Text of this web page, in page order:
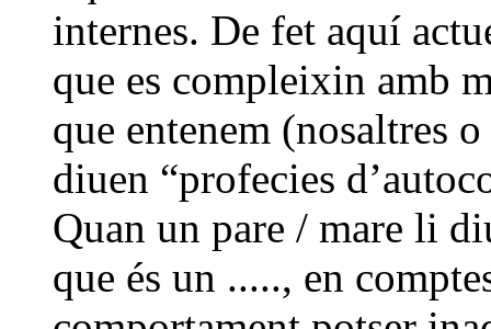
internes. De fet aquí
que es compleixin amb
que entenem (nosaltres
diuen “profecies
Quan un pare / mare li
que és un ....., en